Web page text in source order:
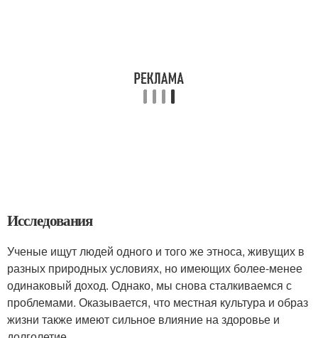
Исследования
Ученые ищут людей одного и того же этноса, живущих в
разных природных условиях, но имеющих более-менее
одинаковый доход. Однако, мы снова сталкиваемся с
проблемами. Оказывается, что местная культура и образ
жизни также имеют сильное влияние на здоровье и